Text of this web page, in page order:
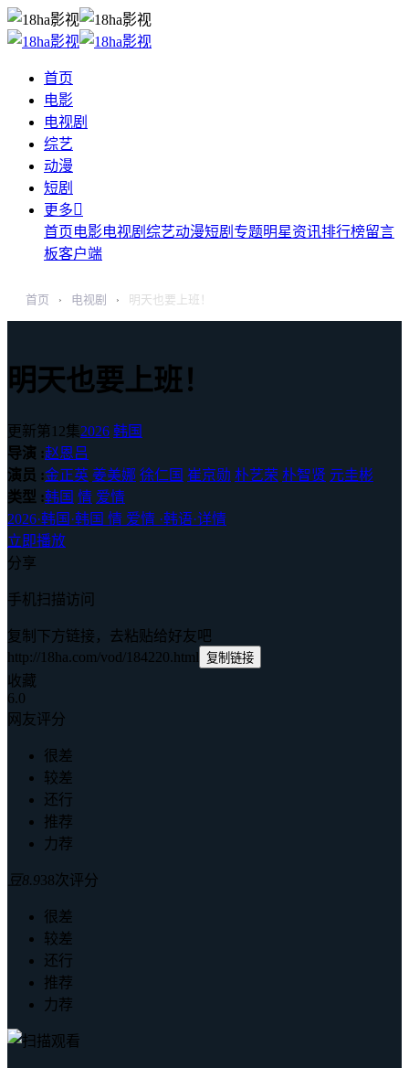
首页
电影
电视剧
综艺
动漫
短剧
更多
首页电影电视剧 综艺动漫短剧 专题明星资讯排行榜留言
板客户端
首页 › 电视剧 › 明天也要上班！
明天也要上班！
更新第12集2026 韩国
导演 :赵恩吕
演员 :金正英 姜美娜 徐仁国 崔京勋 朴艺荣 朴智贤 元圭彬
类型 :韩国 情 爱情
2026·韩国 ·韩国 情 爱情 ·韩语·详情
立即播放
分享
手机扫描访问
复制下方链接，去粘贴给好友吧
http://18ha.com/vod/184220.html 复制链接
收藏
6.0
网友评分
很差
较差
还行
推荐
力荐
豆8.938次评分
很差
较差
还行
推荐
力荐